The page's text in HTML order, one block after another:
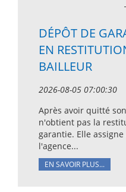
DÉPÔT DE
EN
BAILLEUR
2026-08-05 07:00:30
Après avoir quitté
n'obtient pas la
garantie. Elle
l'agence...
EN SAVOIR PLUS...